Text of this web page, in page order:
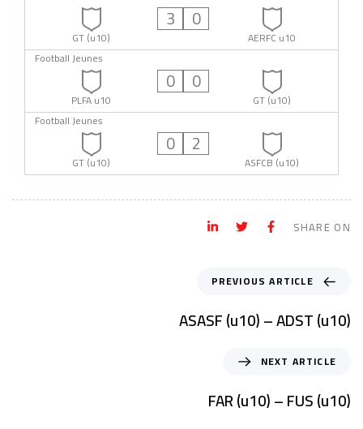
GT (u10)
3 0
AERFC u10
Football Jeunes
PLFA u10
0 0
GT (u10)
Football Jeunes
GT (u10)
0 2
ASFCB (u10)
SHARE ON
PREVIOUS ARTICLE
ASASF (u10) – ADST (u10)
NEXT ARTICLE
FAR (u10) – FUS (u10)